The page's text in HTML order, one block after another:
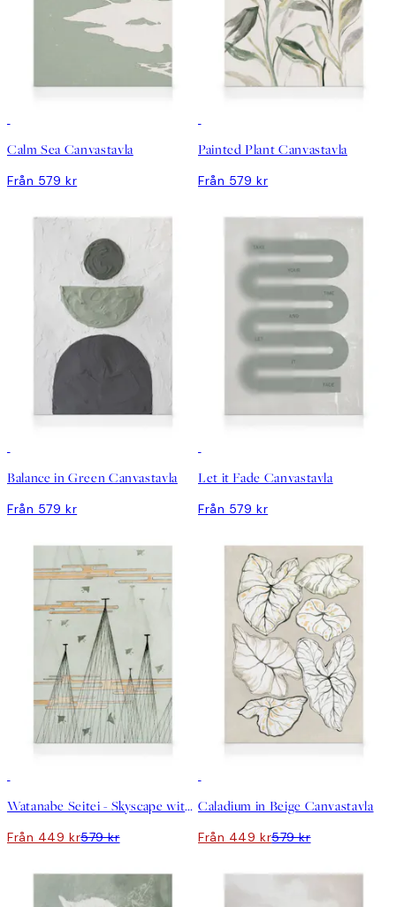
Calm Sea Canvastavla
Från 579 kr
Painted Plant Canvastavla
Från 579 kr
Balance in Green Canvastavla
Från 579 kr
Let it Fade Canvastavla
Från 579 kr
Watanabe Seitei - Skyscape with Birds Flying Canvastavla
Från 449 kr579 kr
Caladium in Beige Canvastavla
Från 449 kr579 kr